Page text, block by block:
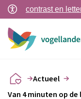
contrast en
Actueel
Van 4 minuten op